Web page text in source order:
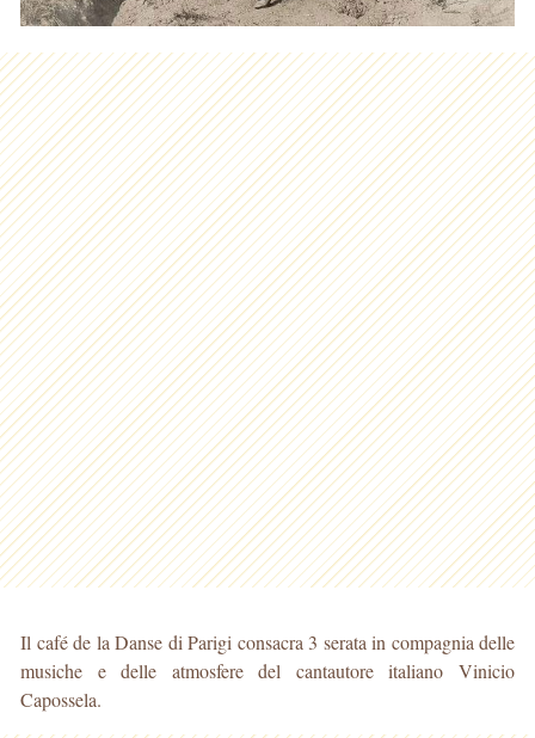
Il café de la Danse di Parigi consacra 3 serata in compagnia delle
musiche e delle atmosfere del cantautore italiano Vinicio
Capossela.